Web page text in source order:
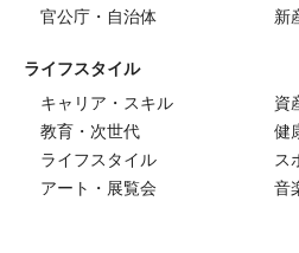
官公庁・自治体
新
ライフスタイル
キャリア・スキル
資
教育・次世代
健
ライフスタイル
ス
アート・展覧会
音